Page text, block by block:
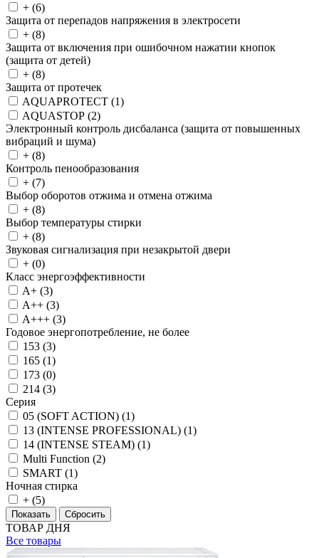
+ (6)
Защита от перепадов напряжения в электросети
+ (8)
Защита от включения при ошибочном нажатии кнопок
(защита от детей)
+ (8)
Защита от протечек
AQUAPROTECT (1)
AQUASTOP (2)
Электронный контроль дисбаланса (защита от повышенных
вибраций и шума)
+ (8)
Контроль пенообразования
+ (7)
Выбор оборотов отжима и отмена отжима
+ (8)
Выбор температуры стирки
+ (8)
Звуковая сигнализация при незакрытой двери
+ (0)
Класс энергоэффективности
A+ (3)
A++ (3)
A+++ (3)
Годовое энергопотребление, не более
153 (3)
165 (1)
173 (0)
214 (3)
Серия
05 (SOFT ACTION) (1)
13 (INTENSE PROFESSIONAL) (1)
14 (INTENSE STEAM) (1)
Multi Function (2)
SMART (1)
Ночная стирка
+ (5)
ТОВАР ДНЯ
Все товары